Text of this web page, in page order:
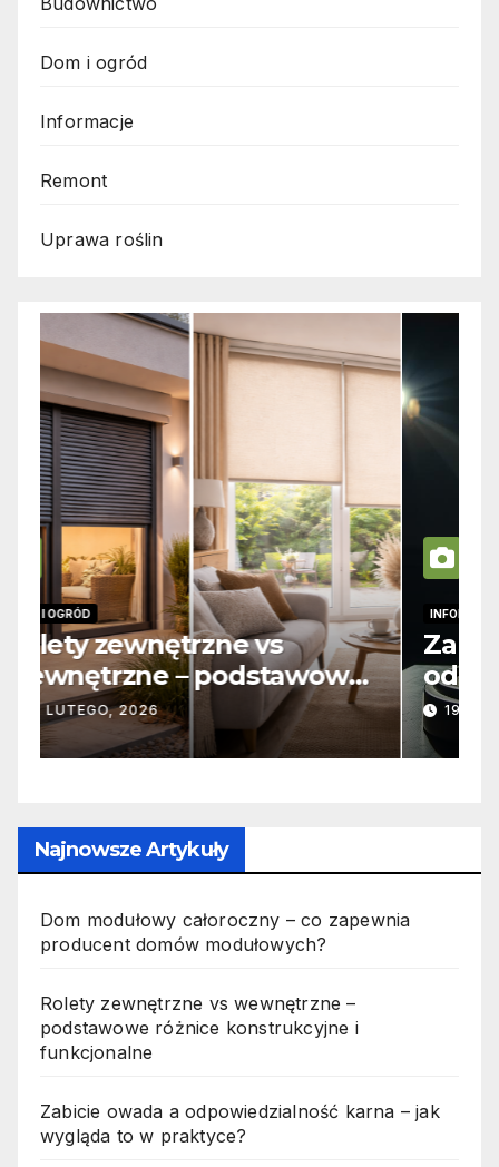
Dom i ogród
Informacje
Remont
Uprawa roślin
INFORMACJE
Zabicie owada a
odpowiedzialność karna –
jak wygląda to w praktyce?
19 PAŹDZIERNIKA, 2025
Najnowsze Artykuły
Dom modułowy całoroczny – co zapewnia
producent domów modułowych?
Rolety zewnętrzne vs wewnętrzne –
podstawowe różnice konstrukcyjne i
funkcjonalne
Zabicie owada a odpowiedzialność karna – jak
wygląda to w praktyce?